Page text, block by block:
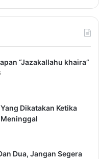
“Jazakallahu khaira”
Dikatakan Ketika
Dua, Jangan Segera